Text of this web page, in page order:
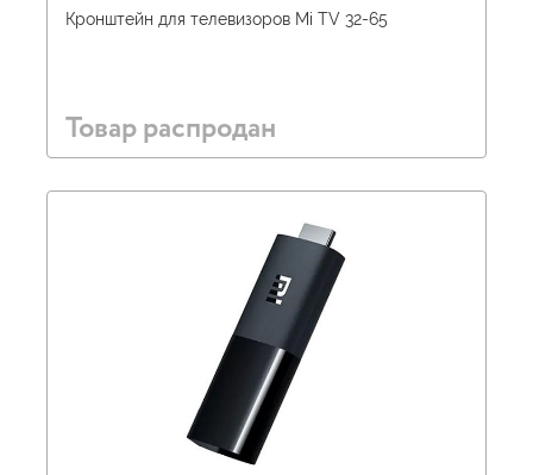
Кронштейн для телевизоров Mi TV 32-65
Товар распродан